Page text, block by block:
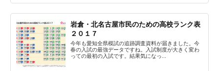
岩倉・北名古屋市民のための高校ランク表
２０１７
今年も愛知全県模試の追跡調査資料が届きました。今
春の入試の最強データですね。入試制度が大きく変わ
っての最初の入試です。結果気になっ...